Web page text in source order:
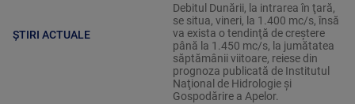
ȘTIRI ACTUALE
Debitul Dunării, la intrarea în ţară,
se situa, vineri, la 1.400 mc/s, însă
va exista o tendinţă de creştere
până la 1.450 mc/s, la jumătatea
săptămânii viitoare, reiese din
prognoza publicată de Institutul
Naţional de Hidrologie şi
Gospodărire a Apelor.